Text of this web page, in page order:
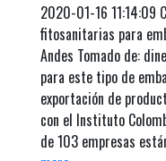
2020-01-16 11:14:09
fitosanitarias para
Andes Tomado de:
para este tipo de
exportación de
con el Instituto
de 103 empresas